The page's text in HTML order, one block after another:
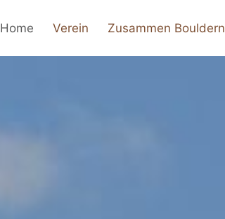
Home Verein Zusammen Bouldern